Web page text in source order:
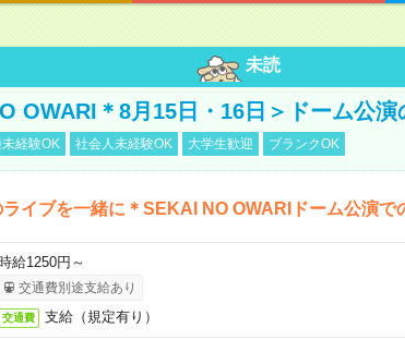
未読
OWARI＊8月15日・16日＞ドーム公演
経験OK 社会人未経験OK 大学生歓迎 ブランクOK
イブを一緒に＊SEKAI NO OWARIドーム公演で
給1250円～
交通費別途支給あり
交通費 支給（規定有り）